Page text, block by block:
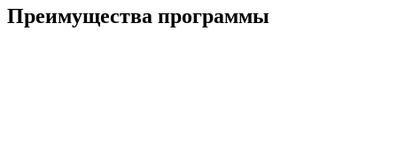
Преимущества программы